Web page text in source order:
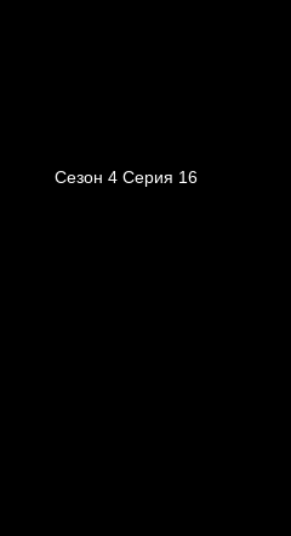
Сезон 4 Серия 16